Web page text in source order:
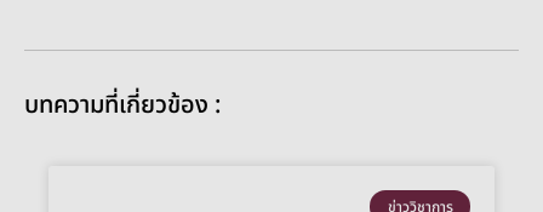
บทความที่เกี่ยวข้อง :
ข่าววิชาการ